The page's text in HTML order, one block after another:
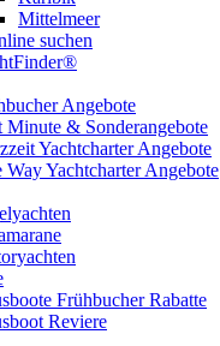
Mittelmeer
suchen
Angebote
Minute & Sonderangebote
Yachtcharter Angebote
Way Yachtcharter Angebote
Frühbucher Rabatte
Reviere